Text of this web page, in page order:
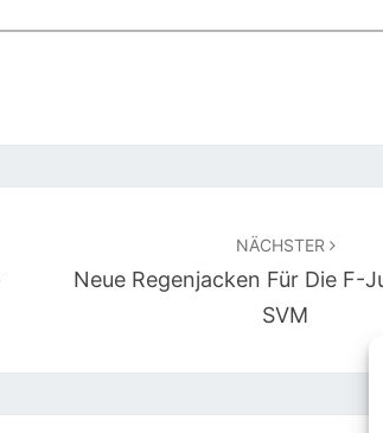
NÄCHSTER
Neue Regenjacken Für Die F-
SVM